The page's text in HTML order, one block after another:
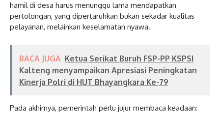
hamil di desa harus menunggu lama mendapatkan
pertolongan, yang dipertaruhkan bukan sekadar kualitas
pelayanan, melainkan keselamatan nyawa.
BACA JUGA Ketua Serikat Buruh FSP-PP KSPSI
Kalteng menyampaikan Apresiasi Peningkatan
Kinerja Polri di HUT Bhayangkara Ke-79
Pada akhirnya, pemerintah perlu jujur membaca keadaan: